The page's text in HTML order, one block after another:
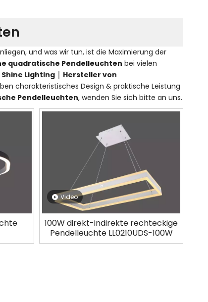
und was wir tun, ist die Maximierung der
quadratische Pendelleuchten bei vielen
Shine Lighting │ Hersteller von
charakteristisches Design & praktische Leistung
Pendelleuchten, wenden Sie sich bitte an uns.
Video
100W direkt-indirekte rechteckige
Pendelleuchte LL0210UDS-100W